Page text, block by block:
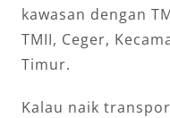
kawasan dengan
TMII, Ceger,
Timur.
Kalau naik